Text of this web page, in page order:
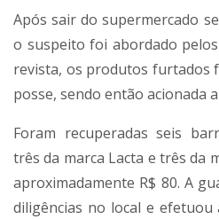
Após sair do supermercado
o suspeito foi abordado
revista, os produtos furtados
posse, sendo então acionada
Foram recuperadas seis
três da marca Lacta e três da
aproximadamente R$ 80. A
diligências no local e efetuou